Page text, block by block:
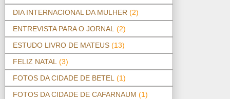
DIA INTERNACIONAL DA MULHER (2)
ENTREVISTA PARA O JORNAL (2)
ESTUDO LIVRO DE MATEUS (13)
FELIZ NATAL (3)
FOTOS DA CIDADE DE BETEL (1)
FOTOS DA CIDADE DE CAFARNAUM (1)